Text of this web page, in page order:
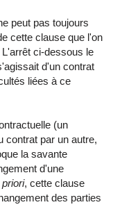
peut pas toujours
cette clause que l'on
ci-dessous le
d'un contrat
liées à ce
(un
contrat par un autre,
la savante
d'une
priori, cette clause
des parties